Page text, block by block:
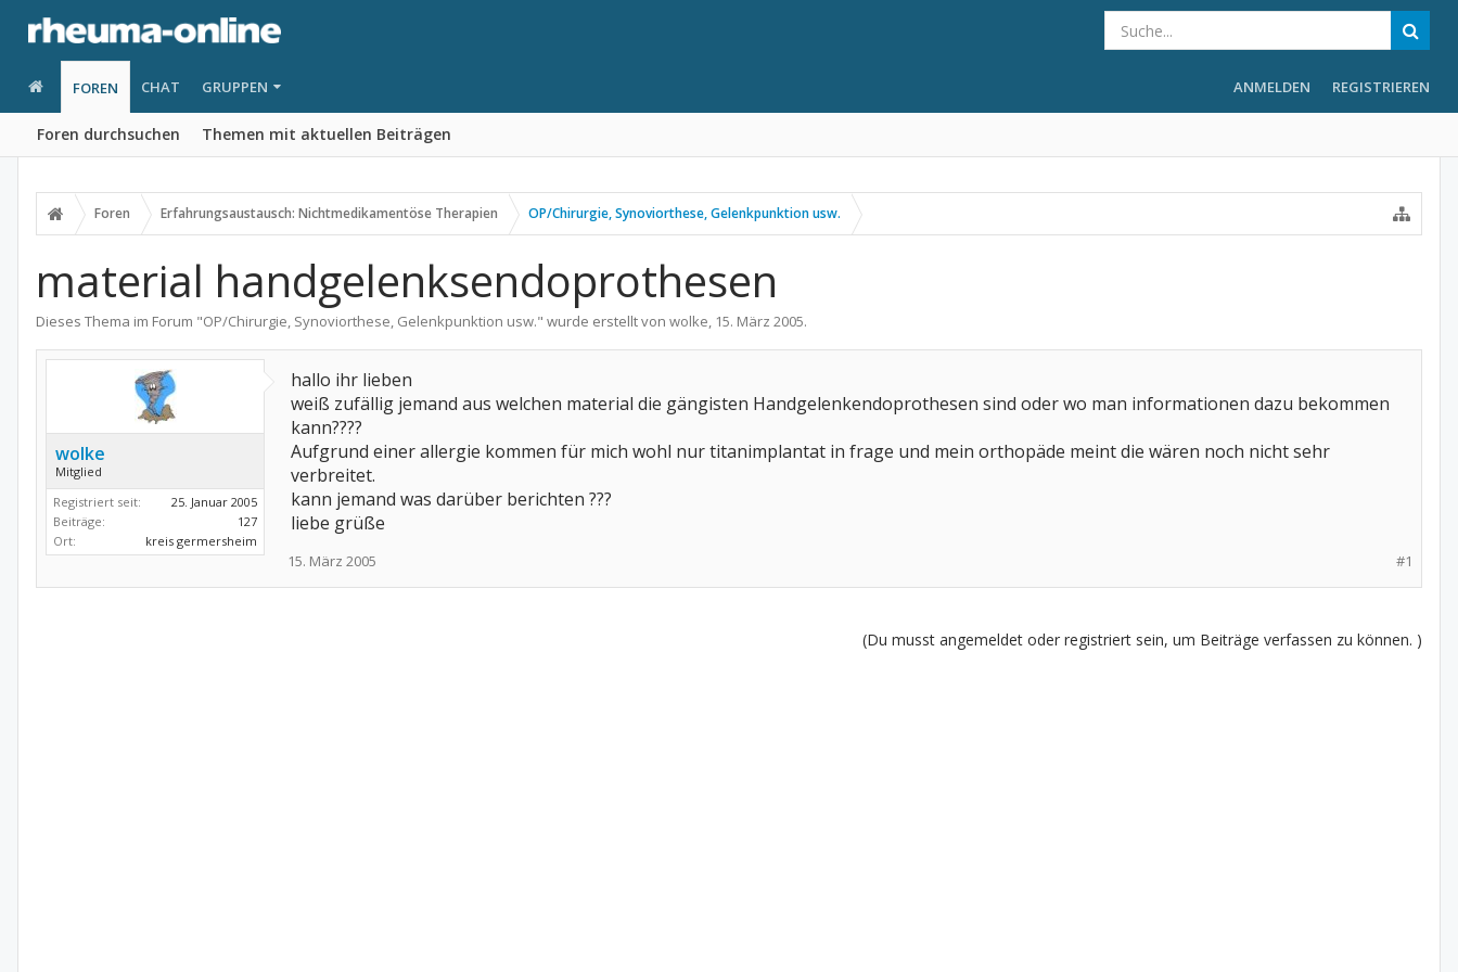
FOREN
Foren durchsuchen Themen mit aktuellen Beiträgen
CHAT GRUPPEN ANMELDEN REGISTRIEREN
Foren Erfahrungsaustausch: Nichtmedikamentöse Therapien OP/Chirurgie, Synoviorthese, Gelenkpunktion usw.
material handgelenksendoprothesen
Dieses Thema im Forum "OP/Chirurgie, Synoviorthese, Gelenkpunktion usw." wurde erstellt von wolke, 15. März 2005.
wolke
Mitglied
Registriert seit:
25. Januar 2005
Beiträge:
127
Ort:
kreis germersheim
hallo ihr lieben
weiß zufällig jemand aus welchen material die gängisten Handgelenkendoprothesen sind oder wo man informationen dazu bekommen
kann????
Aufgrund einer allergie kommen für mich wohl nur titanimplantat in frage und mein orthopäde meint die wären noch nicht sehr
verbreitet.
kann jemand was darüber berichten ???
liebe grüße
#1
15. März 2005
(Du musst angemeldet oder registriert sein, um Beiträge verfassen zu können. )